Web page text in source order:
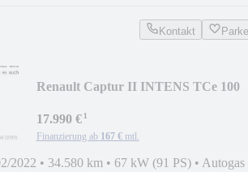
Kontakt
Renault Captur II INTENS TCe 100
17.990 €¹
Finanzierung ab 167 € mtl.
2022 • 34.580 km • 67 kW (91 PS) • Autogas